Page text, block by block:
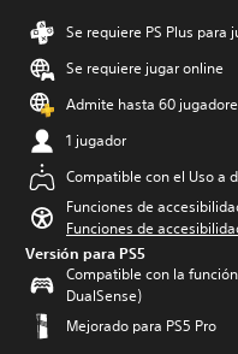
Se requiere PS Plus para
Se requiere jugar online
Admite hasta 60
1 jugador
Compatible con el Uso a
Funciones de
Funciones de
Versión para PS5
Compatible con la
DualSense)
Mejorado para PS5 Pro